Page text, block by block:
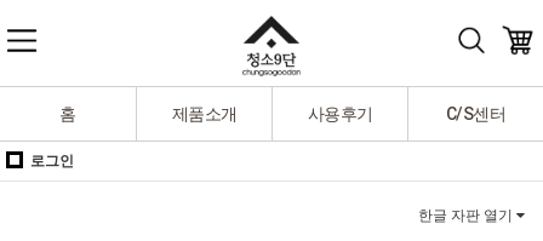
홈 제품소개 사용후기 C/S센터
로그인
한글 자판 열기